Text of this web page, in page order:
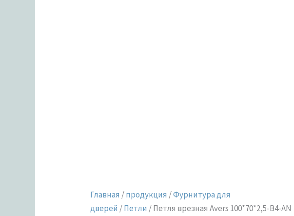
Главная /продукция /Фурнитура для
дверей /Петли / Петля врезная Avers 100*70*2,5-B4-AN